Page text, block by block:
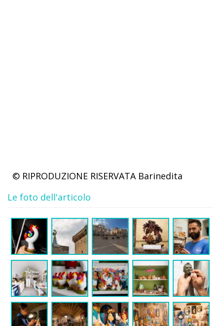
© RIPRODUZIONE RISERVATA Barinedita
Le foto dell'articolo